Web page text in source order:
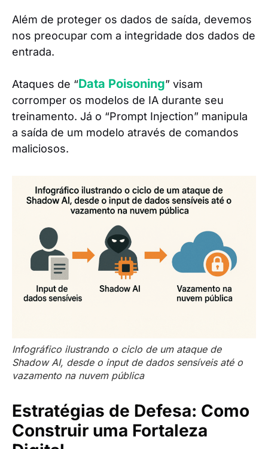
Além de proteger os dados de saída, devemos
nos preocupar com a integridade dos dados de
entrada.
Ataques de “Data Poisoning” visam
corromper os modelos de IA durante seu
treinamento. Já o “Prompt Injection” manipula
a saída de um modelo através de comandos
maliciosos.
Infográfico ilustrando o ciclo de um ataque de
Shadow AI, desde o input de dados sensíveis até o
vazamento na nuvem pública
Estratégias de Defesa: Como
Construir uma Fortaleza